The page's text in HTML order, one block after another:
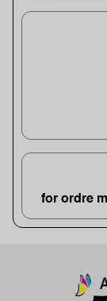
for ordre